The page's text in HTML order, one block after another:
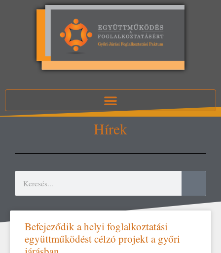
Hírek
Befejeződik a helyi foglalkoztatási
együttműködést célzó projekt a győri